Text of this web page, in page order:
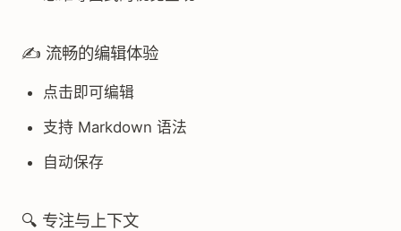
✍️ 流畅的编辑体验
点击即可编辑
支持 Markdown 语法
自动保存
🔍 专注与上下文